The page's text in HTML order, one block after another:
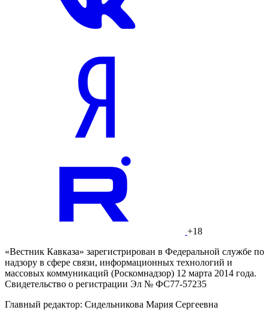
+18
«Вестник Кавказа» зарегистрирован в Федеральной службе по
надзору в сфере связи, информационных технологий и
массовых коммуникаций (Роскомнадзор) 12 марта 2014 года.
Свидетельство о регистрации Эл № ФС77-57235
Главный редактор: Сидельникова Мария Сергеевна